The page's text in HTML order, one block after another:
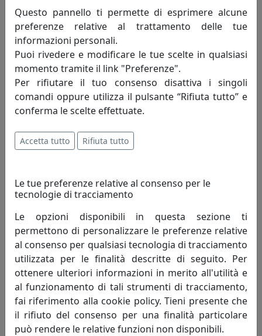
OROLOGIO DA TAVOLO FIAMMA, IN CRISTALLO, CODICE 29853
Ottaviani
OROLOGIO DA TAVOLO ONDE, IN CRISTALLO, CODICE 29862
Ottaviani
Questo pannello ti permette di esprimere alcune
preferenze relative al trattamento delle tue
informazioni personali.
Puoi rivedere e modificare le tue scelte in qualsiasi
momento tramite il link "Preferenze".
Per rifiutare il tuo consenso disattiva i singoli
comandi oppure utilizza il pulsante “Rifiuta tutto” e
conferma le scelte effettuate.
Accetta tutto Rifiuta tutto
Le tue preferenze relative al consenso per le
tecnologie di tracciamento
Le opzioni disponibili in questa sezione ti
permettono di personalizzare le preferenze relative
al consenso per qualsiasi tecnologia di tracciamento
utilizzata per le finalità descritte di seguito. Per
ottenere ulteriori informazioni in merito all'utilità e
al funzionamento di tali strumenti di tracciamento,
fai riferimento alla cookie policy. Tieni presente che
il rifiuto del consenso per una finalità particolare
può rendere le relative funzioni non disponibili.